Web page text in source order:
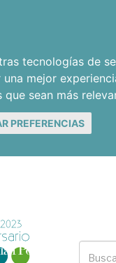
tecnologías de
una mejor
sean más
PREFERENCIAS